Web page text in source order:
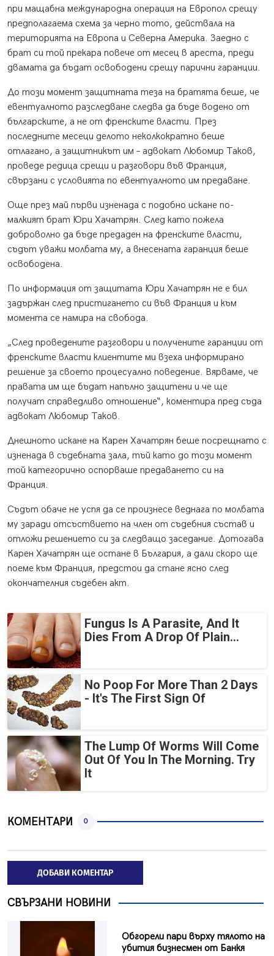
при мащабна международна операция на Европол срещу
предполагаема схема за черно тото, действала на
територията на Европа и Северна Америка. Заедно с
брат си той прекара повече от месец в ареста, преди
двамата да бъдат освободени срещу парични гаранции.
До този момент защитната теза на братята беше, че
евентуалното разследване следва да бъде водено от
българските, а не от френските власти. През
последните месеци делото неколкократно беше
отлагано, а защитникът им – адвокат Любомир Таков,
проведе редица срещи и разговори във Франция,
свързани с условията по евентуалното им предаване.
Още през май първи изненада с подобно искане по-
малкият брат Юри Хачатрян. След като пожела
доброволно да бъде предаден на френските власти,
съдът уважи молбата му, а внесената гаранция беше
освободена.
По информация от защитата Юри Хачатрян не е бил
задържан след пристигането си във Франция и към
момента се намира на свобода.
„След проведените разговори и получените гаранции от
френските власти клиентите ми взеха информирано
решение за своето процесуално поведение. Вярваме, че
правата им ще бъдат напълно защитени и че ще
получат справедливо отношение“, коментира пред съда
адвокат Любомир Таков.
Днешното искане на Карен Хачатрян беше посрещнато с
изненада в съдебната зала, тъй като до този момент
той категорично оспорваше предаването си на
Франция.
Съдът обаче не успя да се произнесе веднага по молбата
му заради отсъствието на член от съдебния състав и
отложи решението си за следващо заседание. Дотогава
Карен Хачатрян ще остане в България, а дали скоро ще
поеме към Франция, предстои да стане ясно след
окончателния съдебен акт.
Fungus Is A Parasite, And It
Dies From A Drop Of Plain...
No Poop For More Than 2 Days
- It's The First Sign Of
The Lump Of Worms Will Come
Out Of You In The Morning. Try
It
КОМЕНТАРИ 0
ДОБАВИ КОМЕНТАР
СВЪРЗАНИ НОВИНИ
Обгорели пари върху тялото на
убития бизнесмен от Банкя